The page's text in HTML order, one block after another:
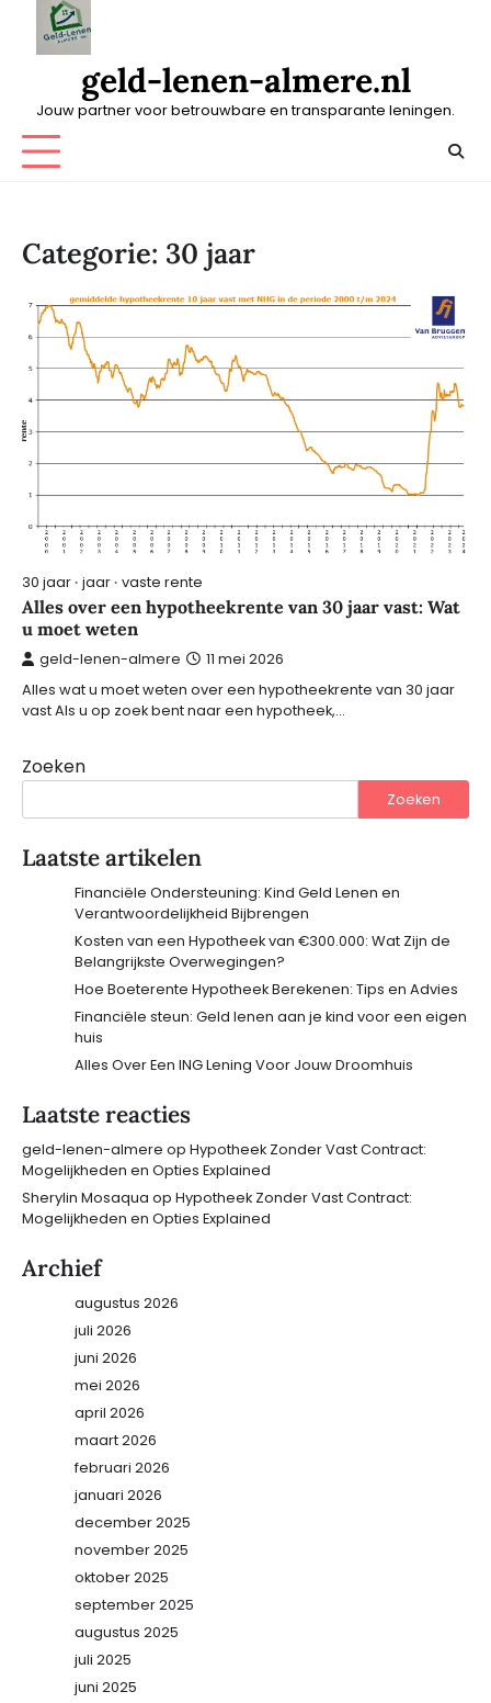
geld-lenen-almere.nl
Jouw partner voor betrouwbare en transparante leningen.
Categorie: 30 jaar
30 jaar jaar vaste rente
Alles over een hypotheekrente van 30 jaar vast: Wat
u moet weten
geld-lenen-almere 11 mei 2026
Alles wat u moet weten over een hypotheekrente van 30 jaar
vast Als u op zoek bent naar een hypotheek,…
Zoeken
Zoeken
Laatste artikelen
Financiële Ondersteuning: Kind Geld Lenen en
Verantwoordelijkheid Bijbrengen
Kosten van een Hypotheek van €300.000: Wat Zijn de
Belangrijkste Overwegingen?
Hoe Boeterente Hypotheek Berekenen: Tips en Advies
Financiële steun: Geld lenen aan je kind voor een eigen
huis
Alles Over Een ING Lening Voor Jouw Droomhuis
Laatste reacties
geld-lenen-almere op Hypotheek Zonder Vast Contract:
Mogelijkheden en Opties Explained
Sherylin Mosaqua op Hypotheek Zonder Vast Contract:
Mogelijkheden en Opties Explained
Archief
augustus 2026
juli 2026
juni 2026
mei 2026
april 2026
maart 2026
februari 2026
januari 2026
december 2025
november 2025
oktober 2025
september 2025
augustus 2025
juli 2025
juni 2025